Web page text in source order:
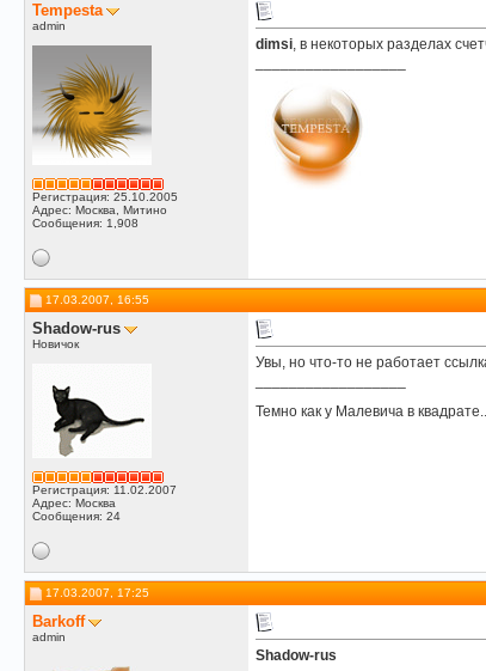
Tempesta
admin
Регистрация: 25.10.2005
Адрес: Москва, Митино
Сообщения: 1,908
dimsi, в некоторых разделах
17.03.2007, 16:55
Shadow-rus
Новичок
Регистрация: 11.02.2007
Адрес: Москва
Сообщения: 24
Увы, но что-то не работает
Темно как у Малевича в
17.03.2007, 17:25
Barkoff
admin
Shadow-rus